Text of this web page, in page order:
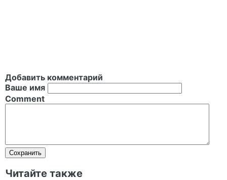
Добавить комментарий
Ваше имя
Comment
Читайте также